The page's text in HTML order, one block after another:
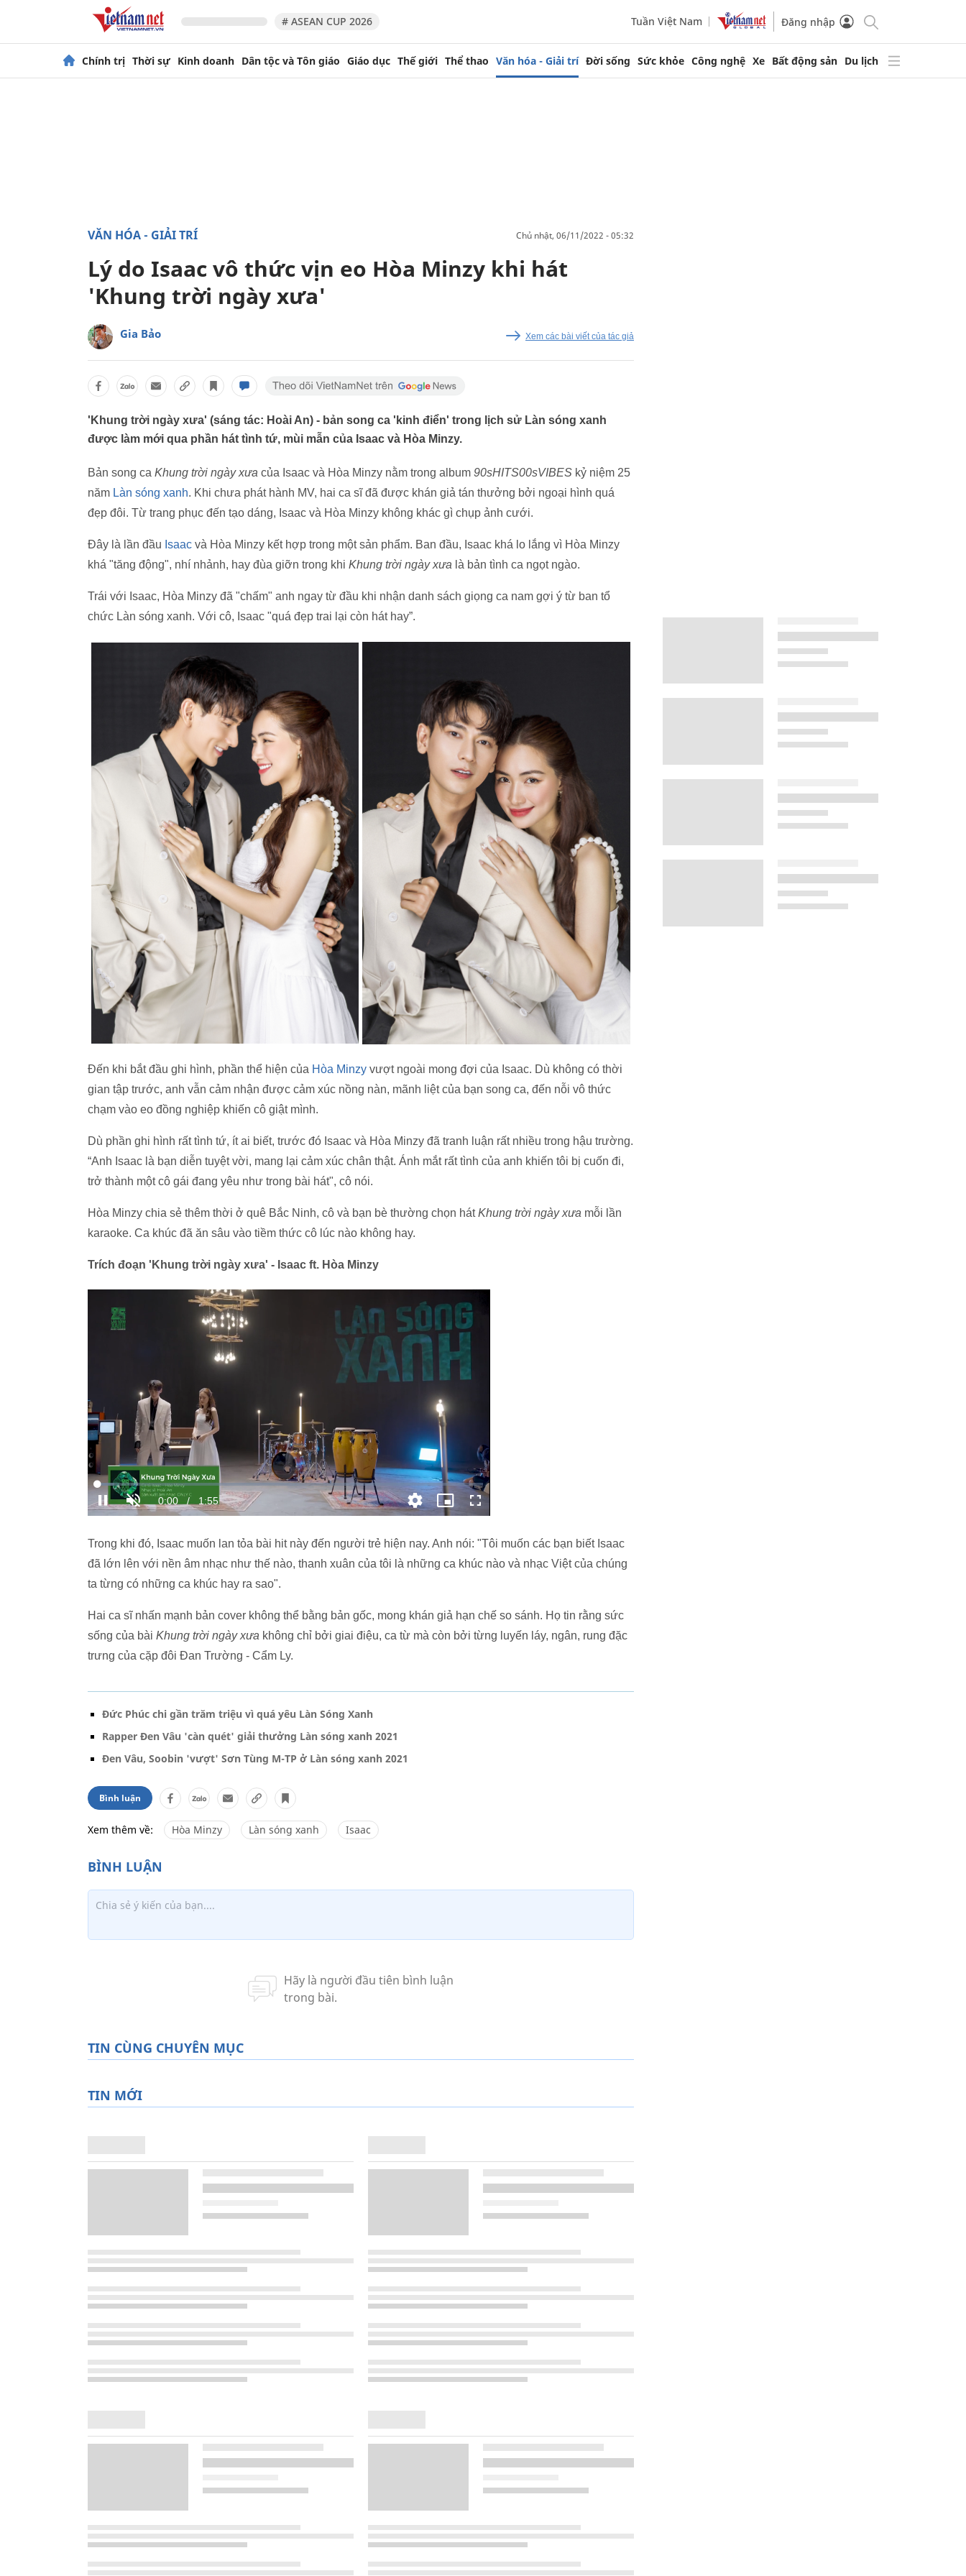
# ASEAN CUP 2026 Tuần Việt Nam Đăng nhập
Chính trị Thời sự Kinh doanh Dân tộc và Tôn giáo Giáo dục Thế giới Thể thao Văn hóa - Giải trí Đời sống Sức khỏe Công nghệ Xe Bất động sản Du lịch
VĂN HÓA - GIẢI TRÍ chủ nhật, 06/11/2022 - 05:32
Lý do Isaac vô thức vịn eo Hòa Minzy khi hát
'Khung trời ngày xưa'
Gia Bảo Xem các bài viết của tác giả
'Khung trời ngày xưa' (sáng tác: Hoài An) - bản song ca 'kinh điển' trong lịch sử Làn sóng xanh
được làm mới qua phần hát tình tứ, mùi mẫn của Isaac và Hòa Minzy.
Bản song ca Khung trời ngày xưa của Isaac và Hòa Minzy nằm trong album 90sHITS00sVIBES kỷ niệm 25
năm Làn sóng xanh. Khi chưa phát hành MV, hai ca sĩ đã được khán giả tán thưởng bởi ngoại hình quá
đẹp đôi. Từ trang phục đến tạo dáng, Isaac và Hòa Minzy không khác gì chụp ảnh cưới.
Đây là lần đầu Isaac và Hòa Minzy kết hợp trong một sản phẩm. Ban đầu, Isaac khá lo lắng vì Hòa Minzy
khá "tăng động", nhí nhảnh, hay đùa giỡn trong khi Khung trời ngày xưa là bản tình ca ngọt ngào.
Trái với Isaac, Hòa Minzy đã "chấm" anh ngay từ đầu khi nhận danh sách giọng ca nam gợi ý từ ban tổ
chức Làn sóng xanh. Với cô, Isaac "quá đẹp trai lại còn hát hay”.
Đến khi bắt đầu ghi hình, phần thể hiện của Hòa Minzy vượt ngoài mong đợi của Isaac. Dù không có thời
gian tập trước, anh vẫn cảm nhận được cảm xúc nồng nàn, mãnh liệt của bạn song ca, đến nỗi vô thức
chạm vào eo đồng nghiệp khiến cô giật mình.
Dù phần ghi hình rất tình tứ, ít ai biết, trước đó Isaac và Hòa Minzy đã tranh luận rất nhiều trong hậu trường.
“Anh Isaac là bạn diễn tuyệt vời, mang lại cảm xúc chân thật. Ánh mắt rất tình của anh khiến tôi bị cuốn đi,
trở thành một cô gái đang yêu như trong bài hát", cô nói.
Hòa Minzy chia sẻ thêm thời ở quê Bắc Ninh, cô và bạn bè thường chọn hátKhung trời ngày xưa mỗi lần
karaoke. Ca khúc đã ăn sâu vào tiềm thức cô lúc nào không hay.
Trích đoạn 'Khung trời ngày xưa' - Isaac ft. Hòa Minzy
Trong khi đó, Isaac muốn lan tỏa bài hit này đến người trẻ hiện nay. Anh nói: "Tôi muốn các bạn biết Isaac
đã lớn lên với nền âm nhạc như thế nào, thanh xuân của tôi là những ca khúc nào và nhạc Việt của chúng
ta từng có những ca khúc hay ra sao".
Hai ca sĩ nhấn mạnh bản cover không thể bằng bản gốc, mong khán giả hạn chế so sánh. Họ tin rằng sức
sống của bài Khung trời ngày xưa không chỉ bởi giai điệu, ca từ mà còn bởi từng luyến láy, ngân, rung đặc
trưng của cặp đôi Đan Trường - Cẩm Ly.
Đức Phúc chi gần trăm triệu vì quá yêu Làn Sóng Xanh
Rapper Đen Vâu 'càn quét' giải thưởng Làn sóng xanh 2021
Đen Vâu, Soobin 'vượt' Sơn Tùng M-TP ở Làn sóng xanh 2021
Bình luận
Xem thêm về: Hòa Minzy Làn sóng xanh Isaac
TIN CÙNG CHUYÊN MỤC
TIN MỚI